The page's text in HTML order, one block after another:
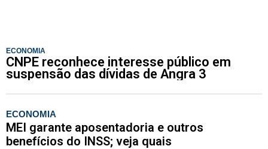
ECONOMIA
CNPE reconhece interesse público em
suspensão das dívidas de Angra 3
ECONOMIA
MEI garante aposentadoria e outros
benefícios do INSS; veja quais